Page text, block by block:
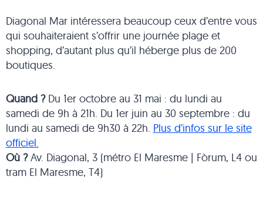
Diagonal Mar intéressera beaucoup ceux d’entre vous
qui souhaiteraient s’offrir une journée plage et
shopping, d’autant plus qu’il héberge plus de 200
boutiques.
Quand ?Du 1er octobre au 31 mai : du lundi au
samedi de 9h à 21h. Du 1er juin au 30 septembre : du
lundi au samedi de 9h30 à 22h. Plus d’infos sur le site
officiel.
Où ?Av. Diagonal, 3 (métro El Maresme | Fòrum, L4 ou
tram El Maresme, T4)